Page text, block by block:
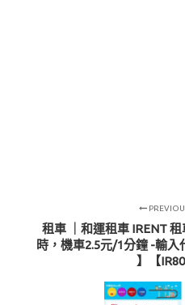
租車 ｜和運租車 IRENT
時，機車2.5元/1分鐘 -輸入
】【